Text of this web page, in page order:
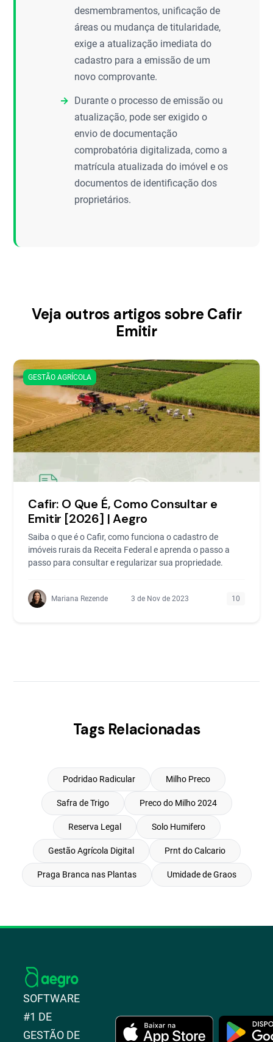
desmembramentos, unificação de
áreas ou mudança de titularidade,
exige a atualização imediata do
cadastro para a emissão de um
novo comprovante.
Durante o processo de emissão ou
atualização, pode ser exigido o
envio de documentação
comprobatória digitalizada, como a
matrícula atualizada do imóvel e os
documentos de identificação dos
proprietários.
Veja outros artigos sobre Cafir
Emitir
GESTÃO AGRÍCOLA
Cafir: O Que É, Como Consultar e
Emitir [2026] | Aegro
Saiba o que é o Cafir, como funciona o cadastro de
imóveis rurais da Receita Federal e aprenda o passo a
passo para consultar e regularizar sua propriedade.
Mariana Rezende 3 de Nov de 2023 10
Tags Relacionadas
Podridao Radicular Milho Preco
Safra de Trigo Preco do Milho 2024
Reserva Legal Solo Humifero
Gestão Agrícola Digital Prnt do Calcario
Praga Branca nas Plantas Umidade de Graos
SOFTWARE
#1 DE
GESTÃO DE